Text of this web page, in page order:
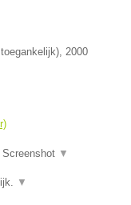
, 2000
Screenshot ▼
▼